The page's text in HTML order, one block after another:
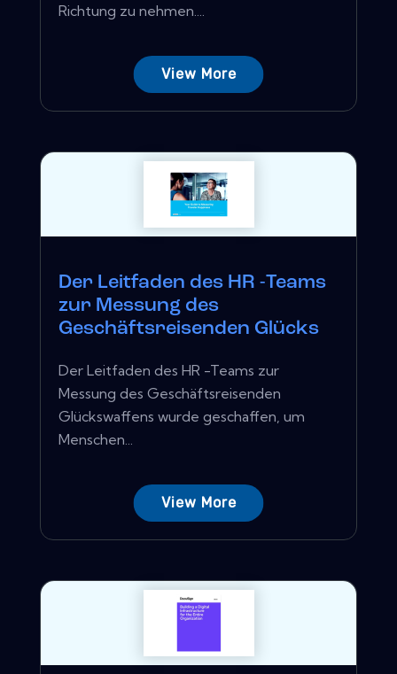
Richtung zu nehmen....
View More
Der Leitfaden des HR -Teams
zur Messung des
Geschäftsreisenden Glücks
Der Leitfaden des HR -Teams zur
Messung des Geschäftsreisenden
Glückswaffens wurde geschaffen, um
Menschen...
View More